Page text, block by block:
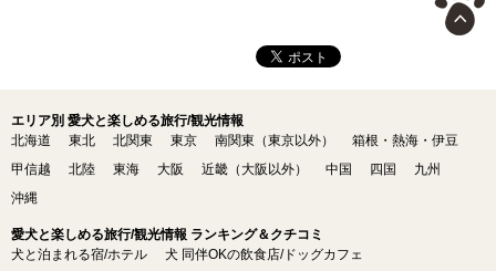
エリア別 愛犬と楽しめる旅行/観光情報
北海道
東北 北関東 東京 南関東（東京以外）
箱根・熱海・伊豆
甲信越
北陸 東海 大阪 近畿（大阪以外） 中国 四国
九州
沖縄
愛犬と楽しめる旅行/観光情報 ランキング＆クチコミ
犬と泊まれる宿/ホテル
犬 同伴OKの飲食店/ドッグカフェ